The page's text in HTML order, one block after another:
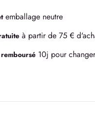
emballage neutre
à partir de 75 €
10j pour